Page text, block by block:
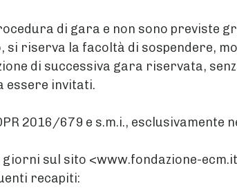
di gara e non sono previste
si riserva la facoltà di sospendere,
di successiva gara riservata,
essere invitati.
2016/679 e s.m.i., esclusivamente
sul sito <www.fondazione-
recapiti: